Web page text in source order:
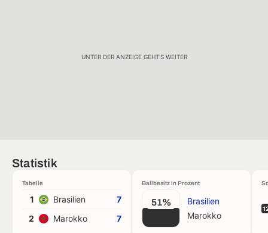
UNTER DER ANZEIGE GEHT'S WEITER
Statistik
Tabelle
1 Brasilien
7
2
Marokko 7
Ballbesitz in Prozent
51%
Brasilien
Marokko